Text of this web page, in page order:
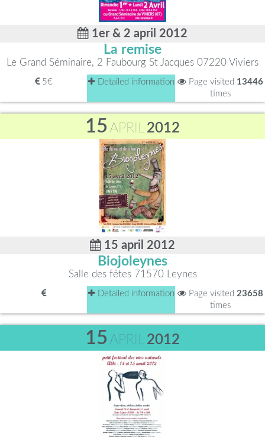
1er & 2 april 2012
La remise
Le Grand Séminaire, 2 Faubourg St Jacques 07220 Viviers
5€ Detailed information Page visited 13446
times
15 APRIL2012
15 april 2012
Biojoleynes
Salle des fêtes 71570 Leynes
Detailed information Page visited 23658
times
15 APRIL 2012